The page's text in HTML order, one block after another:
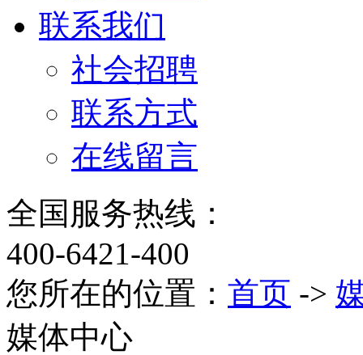
联系我们
社会招聘
联系方式
在线留言
全国服务热线：
400-6421-400
您所在的位置： 首页 ->
媒体中心